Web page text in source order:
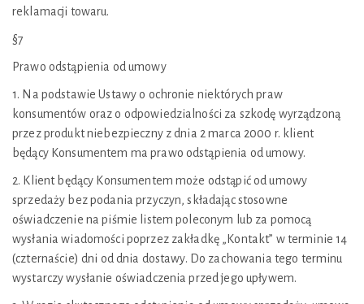
reklamacji towaru.
§7
Prawo odstąpienia od umowy
1. Na podstawie Ustawy o ochronie niektórych praw
konsumentów oraz o odpowiedzialności za szkodę wyrządzoną
przez produkt niebezpieczny z dnia 2 marca 2000 r. klient
będący Konsumentem ma prawo odstąpienia od umowy.
2. Klient będący Konsumentem może odstąpić od umowy
sprzedaży bez podania przyczyn, składając stosowne
oświadczenie na piśmie listem poleconym lub za pomocą
wysłania wiadomości poprzez zakładkę „Kontakt” w terminie 14
(czternaście) dni od dnia dostawy. Do zachowania tego terminu
wystarczy wysłanie oświadczenia przed jego upływem.